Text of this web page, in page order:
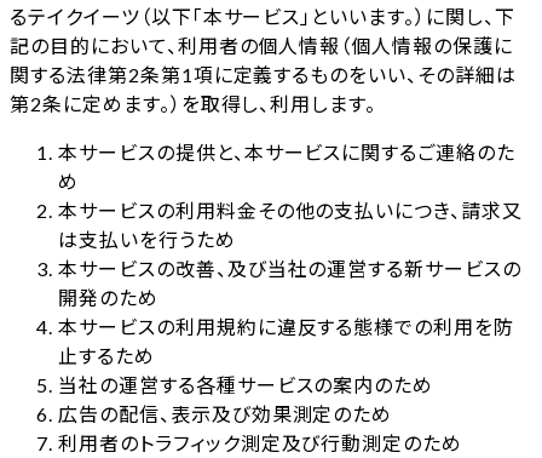
るテイクイーツ（以下「本サービス」といいます。）に関し、下
記の目的において、利用者の個人情報（個人情報の保護に
関する法律第2条第1項に定義するものをいい、その詳細は
第2条に定めます。）を取得し、利用します。
本サービスの提供と、本サービスに関するご連絡のた
め
本サービスの利用料金その他の支払いにつき、請求又
は支払いを行うため
本サービスの改善、及び当社の運営する新サービスの
開発のため
本サービスの利用規約に違反する態様での利用を防
止するため
当社の運営する各種サービスの案内のため
広告の配信、表示及び効果測定のため
利用者のトラフィック測定及び行動測定のため